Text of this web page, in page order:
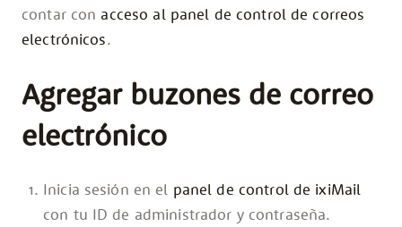
contar con acceso al panel de control de correos
electrónicos.
Agregar buzones de correo
electrónico
Inicia sesión en el panel de control de ixiMail
con tu ID de administrador y contraseña.